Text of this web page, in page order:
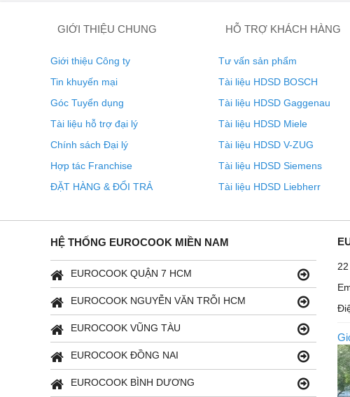
Chương trình MixDry
GIỚI THIỆU CHUNG
Giới thiệu Công ty
Tin khuyến mại
Góc Tuyển dụng
Tài liệu hỗ trợ đại lý
Chính sách Đại lý
Hợp tác Franchise
ĐẶT HÀNG & ĐỔI TRẢ
HỖ TRỢ KHÁCH HÀNG
Tư vấn sản phẩm
Tài liệu HDSD BOSCH
Tài liệu HDSD Gaggenau
Tài liệu HDSD Miele
Tài liệu HDSD V-ZUG
Tài liệu HDSD Siemens
Tài liệu HDSD Liebherr
HỆ THỐNG EUROCOOK MIỀN NAM
EUROCOOK QUẬN 7 HCM
EUROCOOK NGUYỄN VĂN TRỖI HCM
EUROCOOK VŨNG TÀU
EUROCOOK ĐỒNG NAI
EUROCOOK BÌNH DƯƠNG